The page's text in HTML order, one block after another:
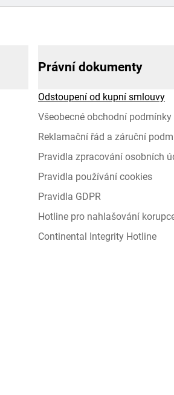
Právní dokumenty
Odstoupení od kupní smlouvy
Všeobecné obchodní podmínky
Reklamační řád a záruční
Pravidla zpracování osobních
Pravidla používání cookies
Pravidla GDPR
Hotline pro nahlašování
Continental Integrity Hotline